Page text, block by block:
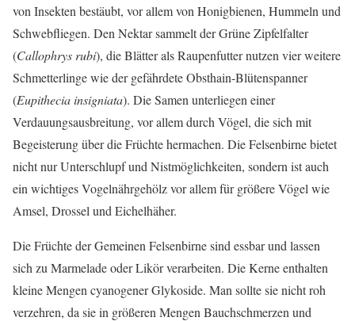
von Insekten bestäubt, vor allem von Honigbienen, Hummeln und
Schwebfliegen. Den Nektar sammelt der Grüne Zipfelfalter
(Callophrys rubi), die Blätter als Raupenfutter nutzen vier weitere
Schmetterlinge wie der gefährdete Obsthain-Blütenspanner
(Eupithecia insigniata). Die Samen unterliegen einer
Verdauungsausbreitung, vor allem durch Vögel, die sich mit
Begeisterung über die Früchte hermachen. Die Felsenbirne bietet
nicht nur Unterschlupf und Nistmöglichkeiten, sondern ist auch
ein wichtiges Vogelnährgehölz vor allem für größere Vögel wie
Amsel, Drossel und Eichelhäher.
Die Früchte der Gemeinen Felsenbirne sind essbar und lassen
sich zu Marmelade oder Likör verarbeiten. Die Kerne enthalten
kleine Mengen cyanogener Glykoside. Man sollte sie nicht roh
verzehren, da sie in größeren Mengen Bauchschmerzen und